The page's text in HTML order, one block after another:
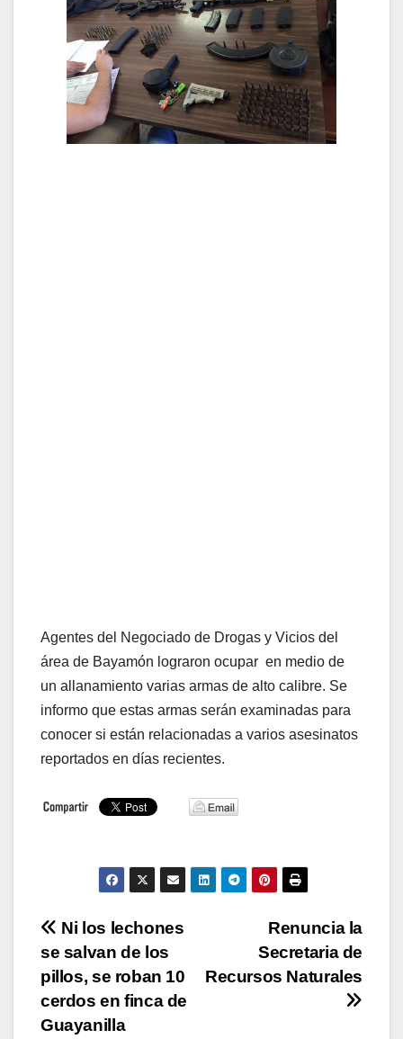
Agentes del Negociado de Drogas y Vicios del
área de Bayamón lograron ocupar en medio de
un allanamiento varias armas de alto calibre. Se
informo que estas armas serán examinadas para
conocer si están relacionadas a varios asesinatos
reportados en días recientes.
Navegación
de
entradas
Renuncia la
Secretaria de
Recursos Naturales
Ni los lechones
se salvan de los
pillos, se roban 10
cerdos en finca de
Guayanilla